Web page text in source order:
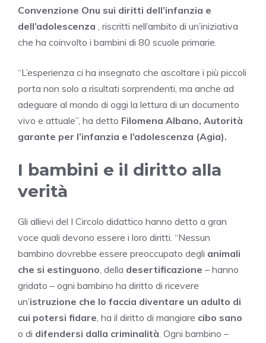
Convenzione Onu sui diritti dell’infanzia e
dell’adolescenza , riscritti nell’ambito di un’iniziativa
che ha coinvolto i bambini di 80 scuole primarie.
“L’esperienza ci ha insegnato che ascoltare i più piccoli
porta non solo a risultati sorprendenti, ma anche ad
adeguare al mondo di oggi la lettura di un documento
vivo e attuale”, ha detto Filomena Albano, Autorità
garante per l’infanzia e l’adolescenza (Agia).
I bambini e il diritto alla
verità
Gli allievi del I Circolo didattico hanno detto a gran
voce quali devono essere i loro diritti. “Nessun
bambino dovrebbe essere preoccupato degli animali
che si estinguono, della desertificazione – hanno
gridato – ogni bambino ha diritto di ricevere
un’istruzione che lo faccia diventare un adulto di
cui potersi fidare, ha il diritto di mangiare cibo sano
o di difendersi dalla criminalità. Ogni bambino –